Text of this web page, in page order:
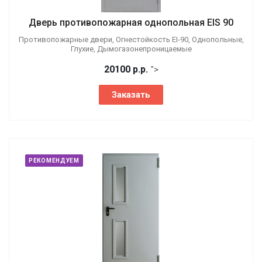
Дверь противопожарная однопольная EIS 90
Противопожарные двери, Огнестойкость EI-90, Однопольные,
Глухие, Дымогазонепроницаемые
20100 р.р. ">
Заказать
РЕКОМЕНДУЕМ